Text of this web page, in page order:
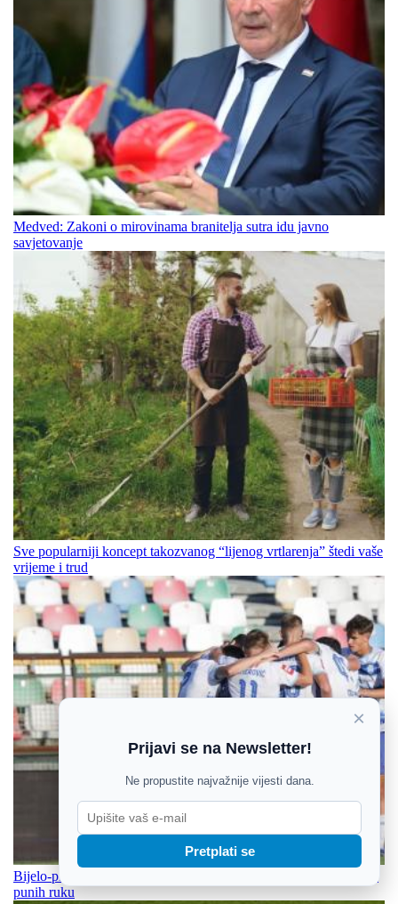
Medved: Zakoni o mirovinama branitelja sutra idu javno
savjetovanje
Sve popularniji koncept takozvanog “lijenog vrtlarenja” štedi vaše
vrijeme i trud
Bijelo-plavi dominirali u novom pohodu na Turopolje i otišli kući
punih ruku
×
Prijavi se na Newsletter!
Ne propustite najvažnije vijesti dana.
Pretplati se